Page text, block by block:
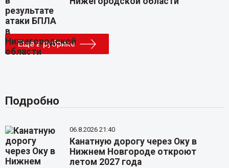
Еще в рубрике
Подробно
06.8.2026 21:40
Канатную дорогу через Оку в
Нижнем Новгороде откроют
летом 2027 года